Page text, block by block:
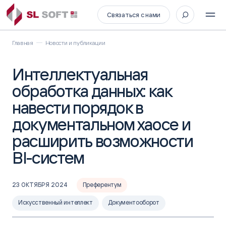
Связаться с нами
Главная Новости и публикации
Интеллектуальная
обработка данных: как
навести порядок в
документальном хаосе и
расширить возможности
BI-систем
23 ОКТЯБРЯ 2024 Преферентум
Искусственный интеллект Документооборот